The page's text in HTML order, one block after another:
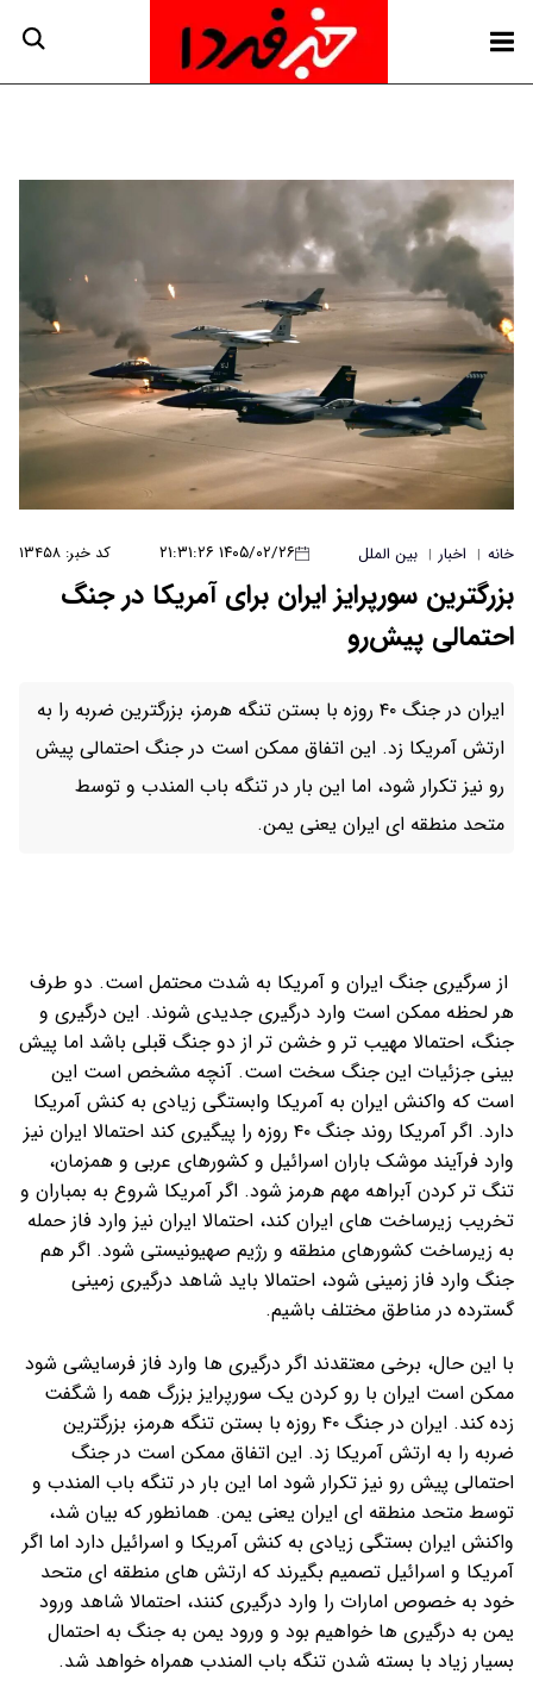
خانه | اخبار | بین الملل ۱۴۰۵/۰۲/۲۶ ۲۱:۳۱:۲۶ کد خبر: ۱۳۴۵۸
بزرگترین سورپرایز ایران برای آمریکا در جنگ
احتمالی پیش‌رو
ایران در جنگ ۴۰ روزه با بستن تنگه هرمز، بزرگترین ضربه را به
ارتش آمریکا زد. این اتفاق ممکن است در جنگ احتمالی پیش
رو نیز تکرار شود، اما این بار در تنگه باب المندب و توسط
متحد منطقه ای ایران یعنی یمن.
از سرگیری جنگ ایران و آمریکا به شدت محتمل است. دو طرف
هر لحظه ممکن است وارد درگیری جدیدی شوند. این درگیری و
جنگ‌، احتمالا مهیب تر و خشن تر از دو جنگ قبلی باشد اما پیش
بینی جزئیات این جنگ سخت است. آنچه مشخص است این
است که واکنش ایران به آمریکا وابستگی زیادی به کنش آمریکا
دارد. اگر آمریکا روند جنگ ۴۰ روزه را پیگیری کند احتمالا ایران نیز
وارد فرآیند موشک باران اسرائیل و کشورهای عربی و همزمان،
تنگ تر کردن آبراهه مهم هرمز شود. اگر آمریکا شروع به بمباران و
تخریب زیرساخت های ایران کند، احتمالا ایران نیز وارد فاز حمله
به زیرساخت کشورهای منطقه و رژیم صهیونیستی شود. اگر هم
جنگ وارد فاز زمینی شود، احتمالا باید شاهد درگیری زمینی
گسترده در مناطق مختلف باشیم.
با این حال، برخی معتقدند اگر درگیری ها وارد فاز فرسایشی شود
ممکن است ایران با رو کردن یک سورپرایز بزرگ همه را شگفت
زده کند. ایران در جنگ ۴۰ روزه با بستن تنگه هرمز، بزرگترین
ضربه را به ارتش آمریکا زد. این اتفاق ممکن است در جنگ
احتمالی پیش رو نیز تکرار شود اما این بار در تنگه باب المندب و
توسط متحد منطقه ای ایران یعنی یمن. همانطور که بیان شد،
واکنش ایران بستگی زیادی به کنش آمریکا و اسرائیل دارد اما اگر
آمریکا و اسرائیل تصمیم بگیرند که ارتش های منطقه ای متحد
خود به خصوص امارات را وارد درگیری کنند، احتمالا شاهد ورود
یمن به درگیری ها خواهیم بود و ورود یمن به جنگ به احتمال
بسیار زیاد با بسته شدن تنگه باب المندب همراه خواهد شد.